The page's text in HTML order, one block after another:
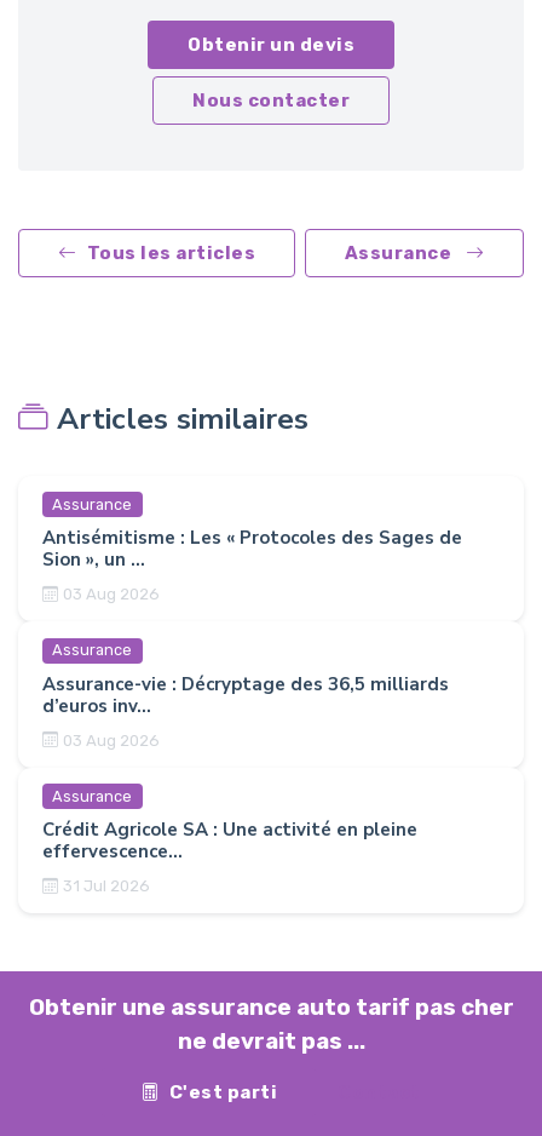
Obtenir un devis
Nous contacter
Tous les articles Assurance
Articles similaires
Assurance
Antisémitisme : Les « Protocoles des Sages de
Sion », un ...
03 Aug 2026
Assurance
Assurance-vie : Décryptage des 36,5 milliards
d’euros inv...
03 Aug 2026
Assurance
Crédit Agricole SA : Une activité en pleine
effervescence...
31 Jul 2026
Obtenir une assurance auto tarif pas cher
ne devrait pas ...
C'est parti